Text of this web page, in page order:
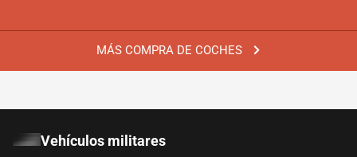
MÁS COMPRA DE COCHES
Vehículos militares